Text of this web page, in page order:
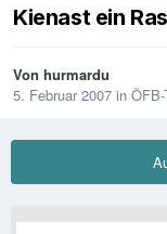
Kienast ein
Von hurmardu
5. Februar 2007 in